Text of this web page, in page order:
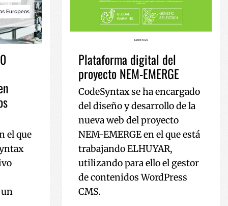
el que
Plataforma digital del
proyecto NEM-EMERGE
CodeSyntax se ha encargado
del diseño y desarrollo de la
nueva web del proyecto
NEM-EMERGE en el que está
trabajando ELHUYAR,
utilizando para ello el gestor
de contenidos WordPress
CMS.